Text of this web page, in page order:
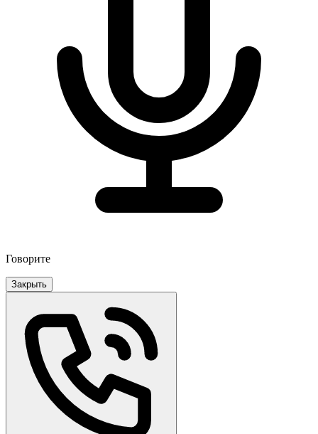
Говорите
Закрыть